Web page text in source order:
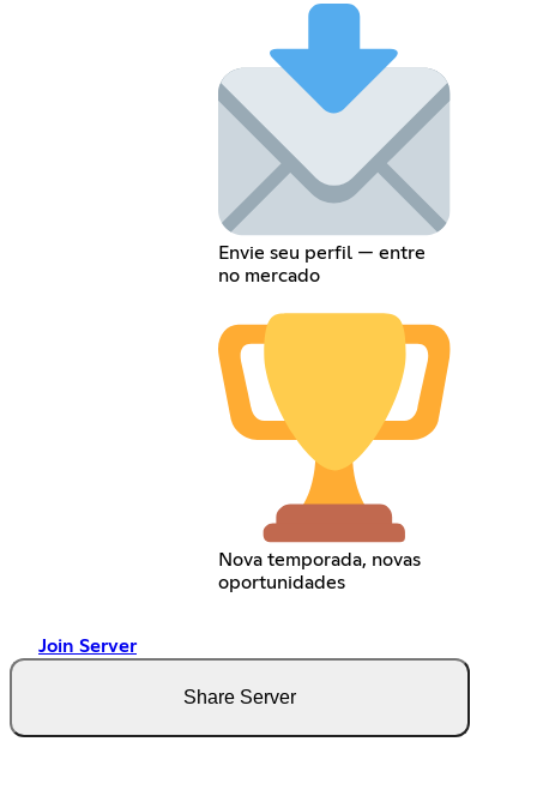
Envie seu perfil — entre
no mercado
Nova temporada, novas
oportunidades
Join Server
Share Server